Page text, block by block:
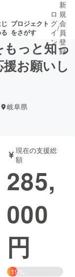
プロジェクト
をさがす
書籍・雑誌
チャレンジ
Creation
ロ
グ
イ
ン
/
新
規
会
員
登
録
っと知っ
お願いし
岐阜県
現在の支援総
額
285,
000
円
19%